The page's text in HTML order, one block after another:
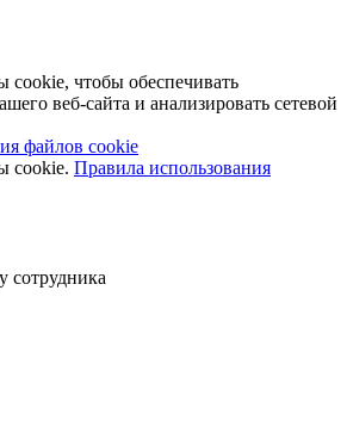
чтобы обеспечивать
веб-сайта и анализировать сетевой
файлов cookie
cookie. Правила использования
сотрудника